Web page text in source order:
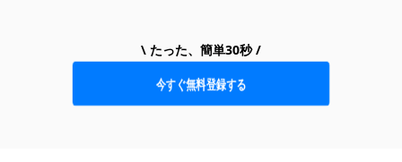
\ たった、簡単30秒 /
今すぐ無料登録する